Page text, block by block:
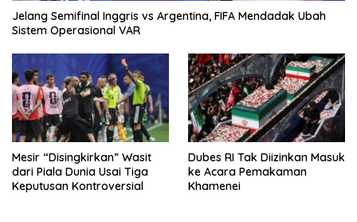
Jelang Semifinal Inggris vs Argentina, FIFA Mendadak Ubah
Sistem Operasional VAR
Mesir “Disingkirkan” Wasit
dari Piala Dunia Usai Tiga
Keputusan Kontroversial
Dubes RI Tak Diizinkan Masuk
ke Acara Pemakaman
Khamenei